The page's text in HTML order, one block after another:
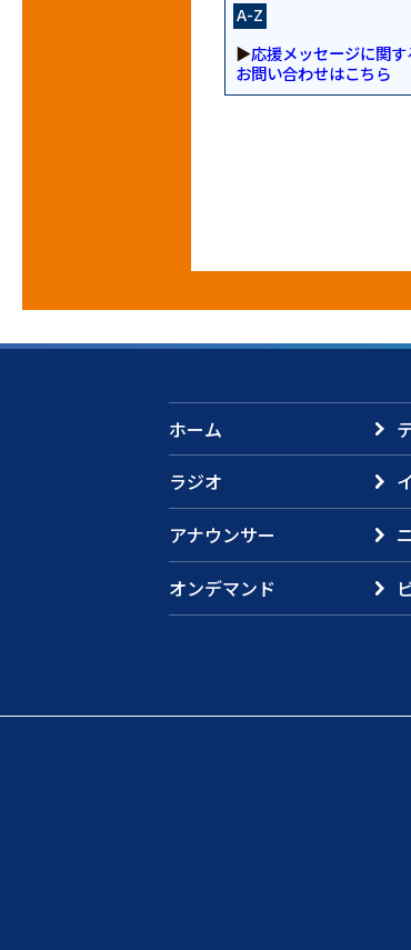
A-Z
▶応援メッセージに関す
お問い合わせはこちら
ホーム
ラジオ
アナウンサー
オンデマンド